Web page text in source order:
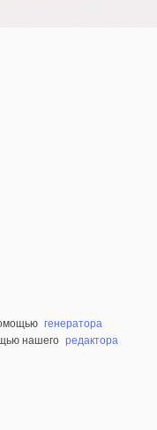
генератора
нашего редактора